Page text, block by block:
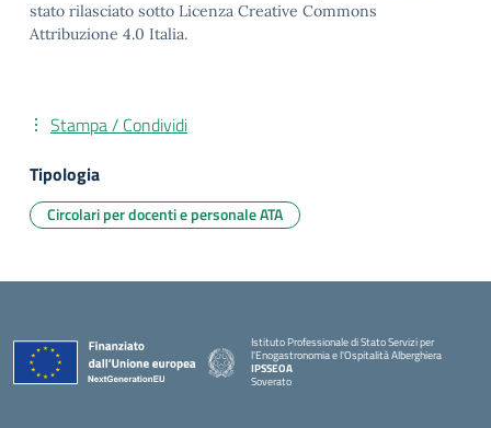
stato rilasciato sotto Licenza Creative Commons
Attribuzione 4.0 Italia.
Stampa / Condividi
Tipologia
Circolari per docenti e personale ATA
Istituto Professionale di Stato Servizi per
l'Enogastronomia e l'Ospitalità Alberghiera
IPSSEOA
Soverato